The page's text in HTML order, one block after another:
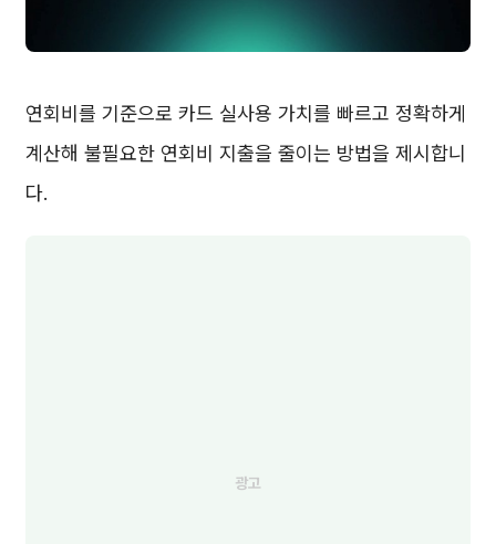
연회비를 기준으로 카드 실사용 가치를 빠르고 정확하게
계산해 불필요한 연회비 지출을 줄이는 방법을 제시합니
다.